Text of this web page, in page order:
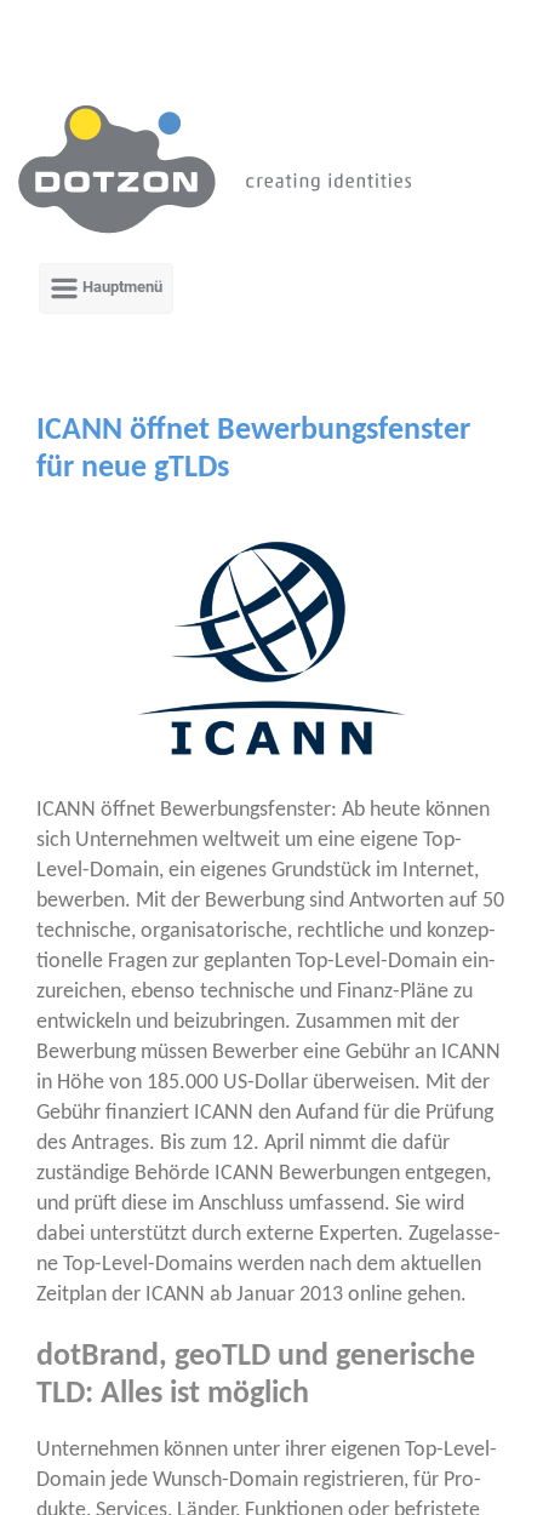
ICANN öffnet Bewerbungsfenster
für neue gTLDs
ICANN öff­net Bewer­bungs­fens­ter: Ab heu­te kön­nen
sich Unter­neh­men welt­weit um eine eige­ne Top-
Level-Domain, ein eige­nes Grund­stück im Inter­net,
bewer­ben. Mit der Bewer­bung sind Ant­wor­ten auf 50
tech­ni­sche, orga­ni­sa­to­ri­sche, recht­li­che und kon­zep­
tio­nel­le Fra­gen zur geplan­ten Top-Level-Domain ein­
zu­rei­chen, eben­so tech­ni­sche und Finanz-Plä­ne zu
ent­wi­ckeln und bei­zu­brin­gen. Zusam­men mit der
Bewer­bung müs­sen Bewer­ber eine Gebühr an ICANN
in Höhe von 185.000 US-Dol­lar über­wei­sen. Mit der
Gebühr finan­ziert ICANN den Auf­and für die Prü­fung
des Antra­ges. Bis zum 12. April nimmt die dafür
zustän­di­ge Behör­de ICANN Bewer­bun­gen ent­ge­gen,
und prüft die­se im Anschluss umfas­send. Sie wird
dabei unter­stützt durch exter­ne Exper­ten. Zuge­las­se­
ne Top-Level-Domains wer­den nach dem aktu­el­len
Zeit­plan der ICANN ab Janu­ar 2013 online gehen.
dotBrand, geoTLD und generische
TLD: Alles ist möglich
Unter­neh­men kön­nen unter ihrer eige­nen Top-Level-
Domain jede Wunsch-Domain regis­trie­ren, für Pro­
duk­te, Ser­vices, Län­der, Funk­tio­nen oder befris­te­te